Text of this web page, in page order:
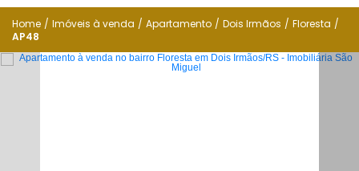
Financiamento
Negocie seu imóvel
Home / Imóveis à venda / Apartamento / Dois Irmãos / Floresta /
AP48